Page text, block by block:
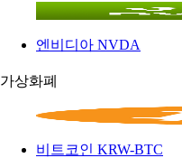
엔비디아 NVDA
가상화폐
비트코인 KRW-BTC